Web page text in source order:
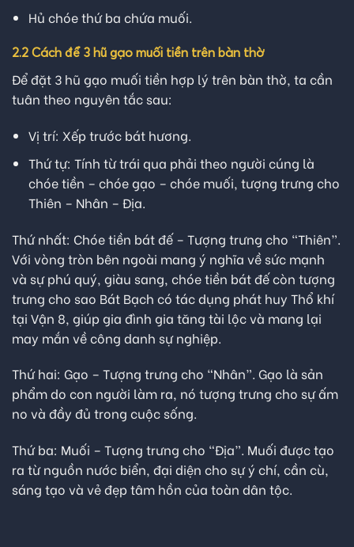
Hủ chóe thứ ba chứa muối.
2.2 Cách để 3 hũ gạo muối tiền trên bàn thờ
Để đặt 3 hũ gạo muối tiền hợp lý trên bàn thờ, ta cần
tuân theo nguyên tắc sau:
Vị trí: Xếp trước bát hương.
Thứ tự: Tính từ trái qua phải theo người cúng là
chóe tiền – chóe gạo – chóe muối, tượng trưng cho
Thiên – Nhân – Địa.
Thứ nhất: Chóe tiền bát đế – Tượng trưng cho “Thiên”.
Với vòng tròn bên ngoài mang ý nghĩa về sức mạnh
và sự phú quý, giàu sang, chóe tiền bát đế còn tượng
trưng cho sao Bát Bạch có tác dụng phát huy Thổ khí
tại Vận 8, giúp gia đình gia tăng tài lộc và mang lại
may mắn về công danh sự nghiệp.
Thứ hai: Gạo – Tượng trưng cho “Nhân”. Gạo là sản
phẩm do con người làm ra, nó tượng trưng cho sự ấm
no và đầy đủ trong cuộc sống.
Thứ ba: Muối – Tượng trưng cho “Địa”. Muối được tạo
ra từ nguồn nước biển, đại diện cho sự ý chí, cần cù,
sáng tạo và vẻ đẹp tâm hồn của toàn dân tộc.